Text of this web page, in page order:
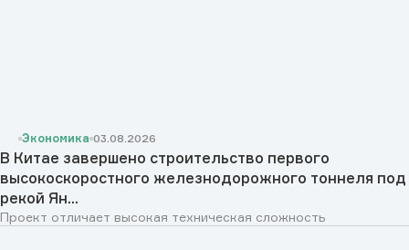
Экономика 03.08.2026
В Китае завершено строительство первого
высокоскоростного железнодорожного тоннеля под
рекой Ян...
Проект отличает высокая техническая сложность